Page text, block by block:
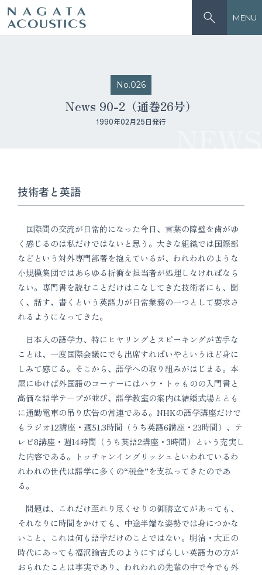
MENU
No.026
News 90-2（通巻26号）
1990年02月25日発行
技術者と英語
国際間の交流が日常的になった今日、言葉の障壁を歯がゆ
く感じるのは私だけではないと思う。大きな組織では国際部
などという対外専門部署を抱えているが、われわれのような
小規模集団ではあらゆる折衝を担当者が処理しなければなら
ない。専門書を読むことだけはこなしてきた技術者にも、聞
く、話す、書くという英語力が日常業務の一つとして要求さ
れるようになってきた。
日本人の語学力、特にヒヤリングとスピーキングが苦手な
ことは、一度国際会議にでも出席すればいやというほど身に
しみて感じる。そこから、語学への取り組みがはじまる。本
屋にゆけば外国語のコーナーにはハウ・トゥものの入門書と
高価な語学テープが並び、語学教室の案内は結婚式場ととも
に通勤電車の吊り広告の常連である。NHKの語学講座だけで
もラジオ12講座・週51.3時間（うち英語6講座・23時間）、テ
レビ8講座・週14時間（うち英語2講座・3時間）という充実し
た内容である。トッチャンイングリッシュといわれているわ
れわれの世代は語学に多くの“税金”を支払ってきたのであ
る。
問題は、これだけ至れり尽くせりの御膳立てがあっても、
それなりに時間をかけても、中途半端な姿勢では身につかな
いこと、これは何も語学だけのことではない。明治・大正の
時代にあっても福沢諭吉氏のようにすばらしい英語力の方が
おられたことは事実であり、われわれの先輩の中で今でも外